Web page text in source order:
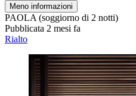
Meno informazioni
PAOLA (soggiorno di 2 notti)
Pubblicata 2 mesi fa
Rialto